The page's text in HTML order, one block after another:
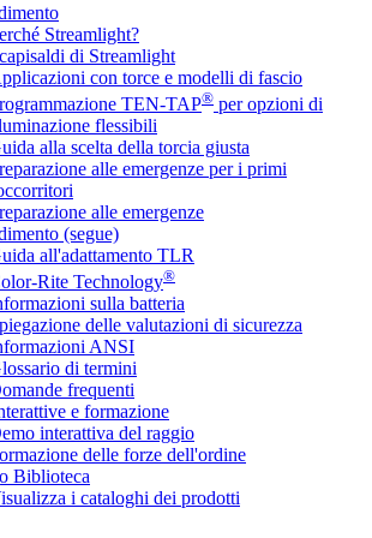
Streamlight?
di Streamlight
con torce e modelli di fascio
TEN-TAP® per opzioni di
flessibili
alla scelta della torcia giusta
alle emergenze per i primi
alle emergenze
(segue)
all'adattamento TLR
Rite Technology®
sulla batteria
delle valutazioni di sicurezza
ANSI
di termini
frequenti
e formazione
interattiva del raggio
delle forze dell'ordine
Biblioteca
i cataloghi dei prodotti